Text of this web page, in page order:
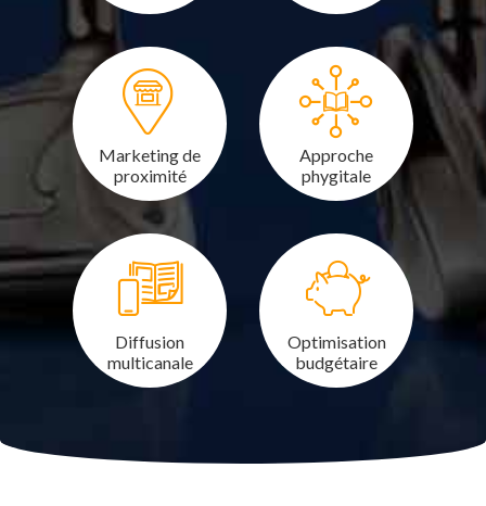
Marketing de
proximité
Approche
phygitale
Diffusion
multicanale
Optimisation
budgétaire